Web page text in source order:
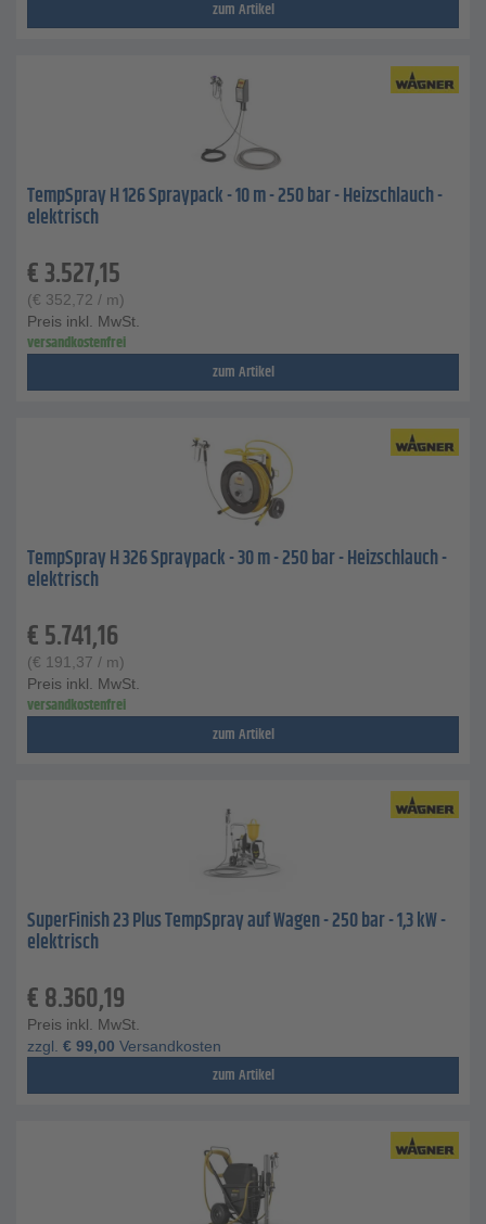
zum Artikel
TempSpray H 126 Spraypack - 10 m - 250 bar - Heizschlauch -
elektrisch
€3.527,15
(€ 352,72 / m)
Preis inkl. MwSt.
versandkostenfrei
zum Artikel
TempSpray H 326 Spraypack - 30 m - 250 bar - Heizschlauch -
elektrisch
€5.741,16
(€ 191,37 / m)
Preis inkl. MwSt.
versandkostenfrei
zum Artikel
SuperFinish 23 Plus TempSpray auf Wagen - 250 bar - 1,3 kW -
elektrisch
€8.360,19
Preis inkl. MwSt.
zzgl. € 99,00 Versandkosten
zum Artikel